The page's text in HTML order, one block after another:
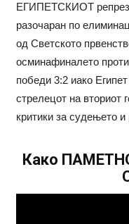
ЕГИПЕТСКИОТ
разочаран по
од Светското
осминафиналето
победи 3:2 иако
стрелецот на вториот
критики за судењето и
Како